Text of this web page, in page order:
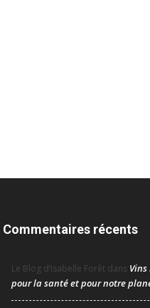
Commentaires récents
Le Blog d’Isabelle Forêt dans
pour la santé et pour notre